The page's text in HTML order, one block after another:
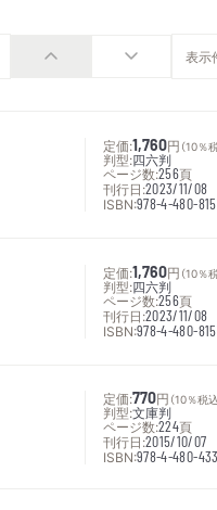
定価:1,760円 （10％
判型:四六判
ページ数:256頁
刊行日:2023/11/08
ISBN:978-4-480-
定価:1,760円 （10％
判型:四六判
ページ数:256頁
刊行日:2023/11/08
ISBN:978-4-480-
定価:770円 （10％税込
判型:文庫判
ページ数:224頁
刊行日:2015/10/07
ISBN:978-4-480-